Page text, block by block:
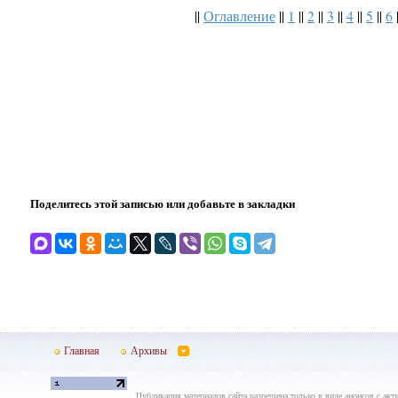
|| Оглавление || 1 || 2 || 3 || 4 || 5 || 6
Поделитесь этой записью или добавьте в закладки
Главная Архивы
Публикация материалов сайта разрешена только в виде анонсов с